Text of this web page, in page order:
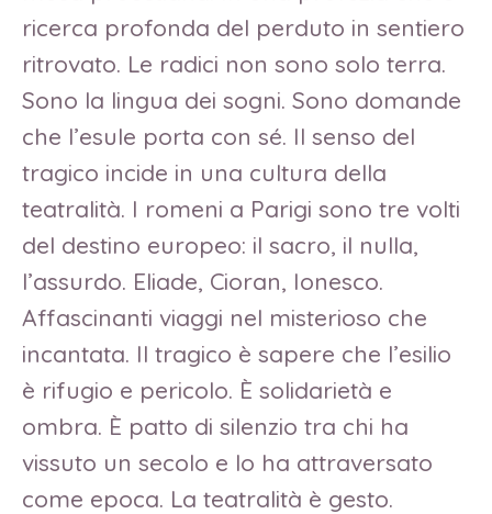
ricerca profonda del perduto in sentiero
ritrovato. Le radici non sono solo terra.
Sono la lingua dei sogni. Sono domande
che l’esule porta con sé. Il senso del
tragico incide in una cultura della
teatralità. I romeni a Parigi sono tre volti
del destino europeo: il sacro, il nulla,
l’assurdo. Eliade, Cioran, Ionesco.
Affascinanti viaggi nel misterioso che
incantata. Il tragico è sapere che l’esilio
è rifugio e pericolo. È solidarietà e
ombra. È patto di silenzio tra chi ha
vissuto un secolo e lo ha attraversato
come epoca. La teatralità è gesto.